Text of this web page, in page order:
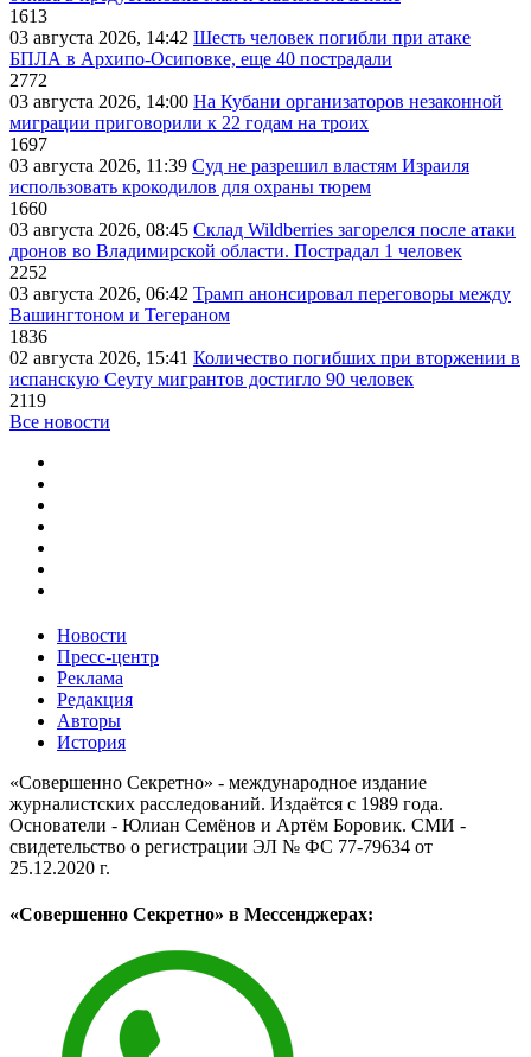
1613
03 августа 2026, 14:42 Шесть человек погибли при атаке
БПЛА в Архипо-Осиповке, еще 40 пострадали
2772
03 августа 2026, 14:00 На Кубани организаторов незаконной
миграции приговорили к 22 годам на троих
1697
03 августа 2026, 11:39 Суд не разрешил властям Израиля
использовать крокодилов для охраны тюрем
1660
03 августа 2026, 08:45 Склад Wildberries загорелся после атаки
дронов во Владимирской области. Пострадал 1 человек
2252
03 августа 2026, 06:42 Трамп анонсировал переговоры между
Вашингтоном и Тегераном
1836
02 августа 2026, 15:41 Количество погибших при вторжении в
испанскую Сеуту мигрантов достигло 90 человек
2119
Все новости
Новости
Пресс-центр
Реклама
Редакция
Авторы
История
«Совершенно Секретно» - международное издание
журналистских расследований. Издаётся с 1989 года.
Основатели - Юлиан Семёнов и Артём Боровик. CМИ -
свидетельство о регистрации ЭЛ № ФС 77-79634 от
25.12.2020 г.
«Совершенно Секретно» в Мессенджерах: